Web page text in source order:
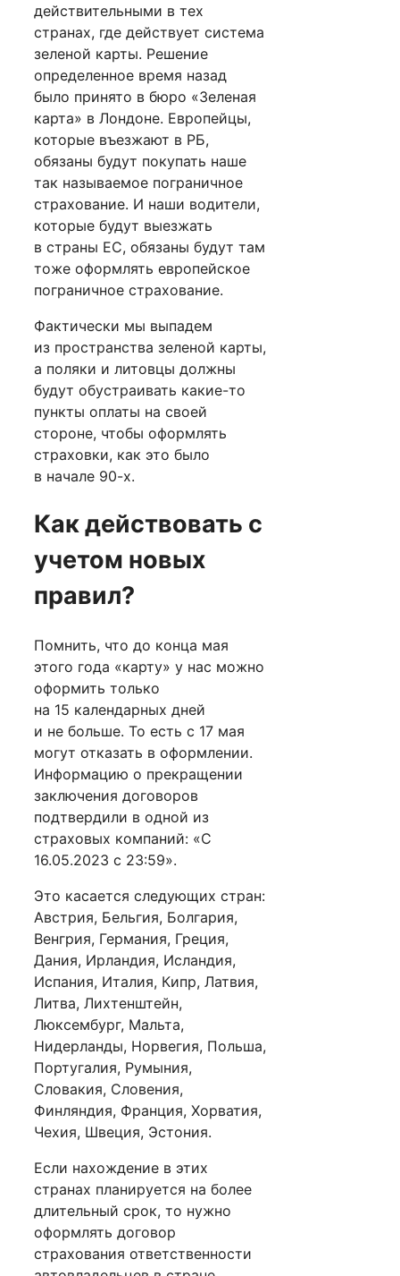
действительными в тех
странах, где действует система
зеленой карты. Решение
определенное время назад
было принято в бюро «Зеленая
карта» в Лондоне. Европейцы,
которые въезжают в РБ,
обязаны будут покупать наше
так называемое пограничное
страхование. И наши водители,
которые будут выезжать
в страны ЕС, обязаны будут там
тоже оформлять европейское
пограничное страхование.
Фактически мы выпадем
из пространства зеленой карты,
а поляки и литовцы должны
будут обустраивать какие-то
пункты оплаты на своей
стороне, чтобы оформлять
страховки, как это было
в начале 90-х.
Как действовать с
учетом новых
правил?
Помнить, что до конца мая
этого года «карту» у нас можно
оформить только
на 15 календарных дней
и не больше. То есть с 17 мая
могут отказать в оформлении.
Информацию о прекращении
заключения договоров
подтвердили в одной из
страховых компаний: «С
16.05.2023 с 23:59».
Это касается следующих стран:
Австрия, Бельгия, Болгария,
Венгрия, Германия, Греция,
Дания, Ирландия, Исландия,
Испания, Италия, Кипр, Латвия,
Литва, Лихтенштейн,
Люксембург, Мальта,
Нидерланды, Норвегия, Польша,
Португалия, Румыния,
Словакия, Словения,
Финляндия, Франция, Хорватия,
Чехия, Швеция, Эстония.
Если нахождение в этих
странах планируется на более
длительный срок, то нужно
оформлять договор
страхования ответственности